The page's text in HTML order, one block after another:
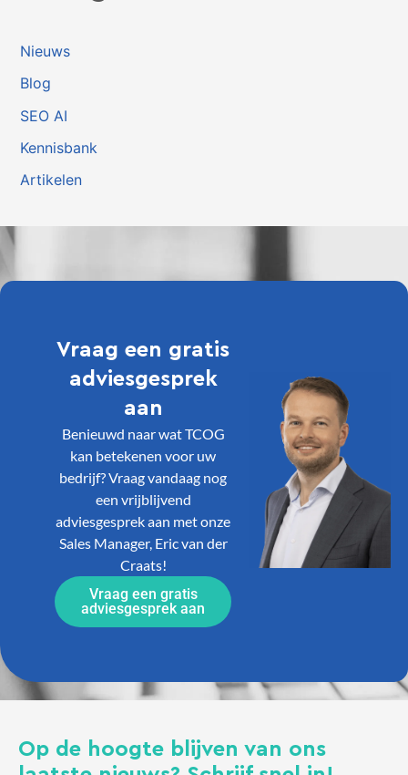
Nieuws
Blog
SEO AI
Kennisbank
Artikelen
Vraag een gratis
adviesgesprek
aan
Benieuwd naar wat TCOG
kan betekenen voor uw
bedrijf? Vraag vandaag nog
een vrijblijvend
adviesgesprek aan met onze
Sales Manager, Eric van der
Craats!
Vraag een gratis
adviesgesprek aan
Op de hoogte blijven van ons